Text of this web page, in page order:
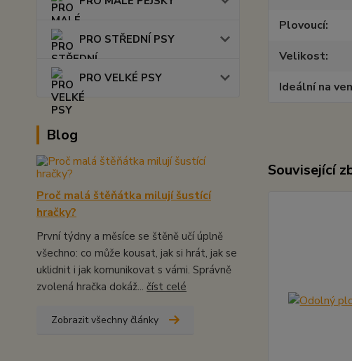
PRO STŘEDNÍ PSY
PRO VELKÉ PSY
Blog
Proč malá štěňátka milují šustící
hračky?
První týdny a měsíce se štěně učí úplně
všechno: co může kousat, jak si hrát, jak se
uklidnit i jak komunikovat s vámi. Správně
zvolená hračka dokáž... číst celé
Zobrazit všechny články
Plovoucí
Velikost
Ideální na ven
Související